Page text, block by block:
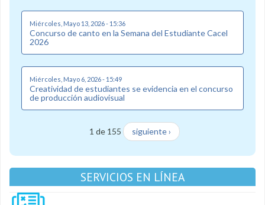
Miércoles, Mayo 13, 2026 - 15:36
Concurso de canto en la Semana del Estudiante Cacel
2026
Miércoles, Mayo 6, 2026 - 15:49
Creatividad de estudiantes se evidencia en el concurso
de producción audiovisual
1 de 155 siguiente ›
SERVICIOS EN LÍNEA